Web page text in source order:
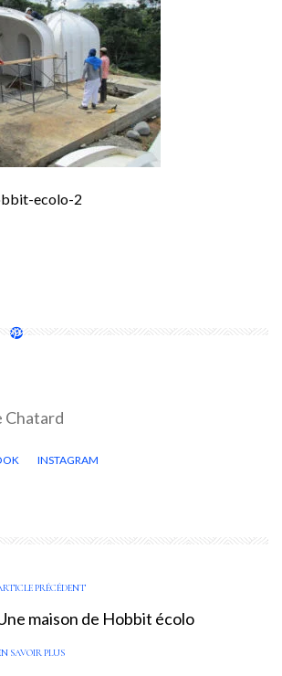
ecolo-2
Chatard
INSTAGRAM
PRÉCÉDENT
maison de Hobbit écolo
SAVOIR PLUS